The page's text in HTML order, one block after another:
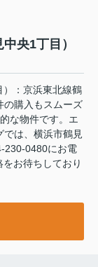
央1丁目）
）：京浜東北線鶴
の購入もスムーズ
な物件です。エ
では、横浜市鶴見
230-0480にお電
お待ちしており